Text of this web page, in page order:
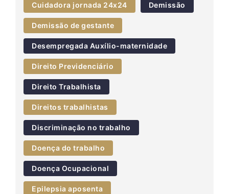
Cuidadora jornada 24x24 Demissão
Demissão de gestante
Desempregada Auxílio-maternidade
Direito Previdenciário
Direito Trabalhista
Direitos trabalhistas
Discriminação no trabalho
Doença do trabalho
Doença Ocupacional
Epilepsia aposenta